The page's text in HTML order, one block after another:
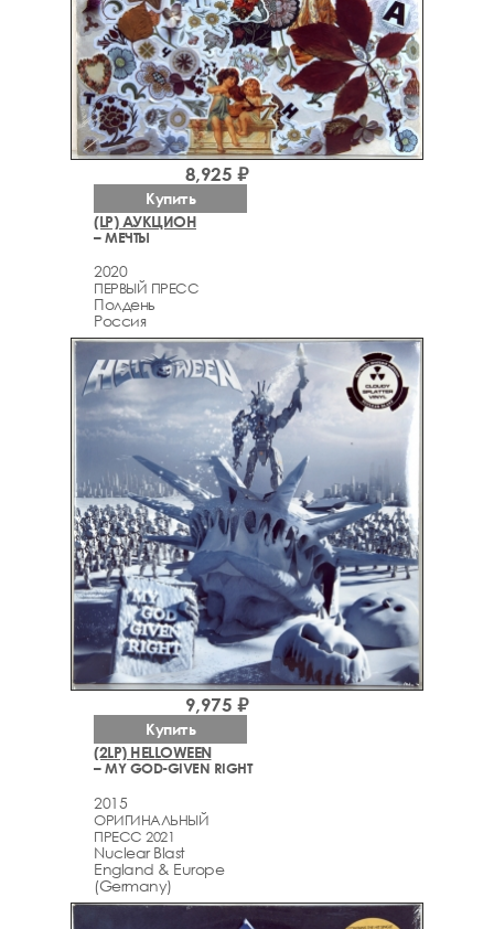
(LP) АУКЦИОН
– МЕЧТЫ
2020
ПЕРВЫЙ ПРЕСС
Полдень
Россия
8,925 ₽
Купить
(2LP) HELLOWEEN
– MY GOD-GIVEN RIGHT
2015
ОРИГИНАЛЬНЫЙ
ПРЕСС 2021
Nuclear Blast
England & Europe
(Germany)
9,975 ₽
Купить